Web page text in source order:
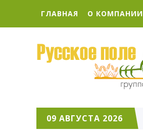
ГЛАВНАЯ О КОМПАНИИ
09 АВГУСТА 2026